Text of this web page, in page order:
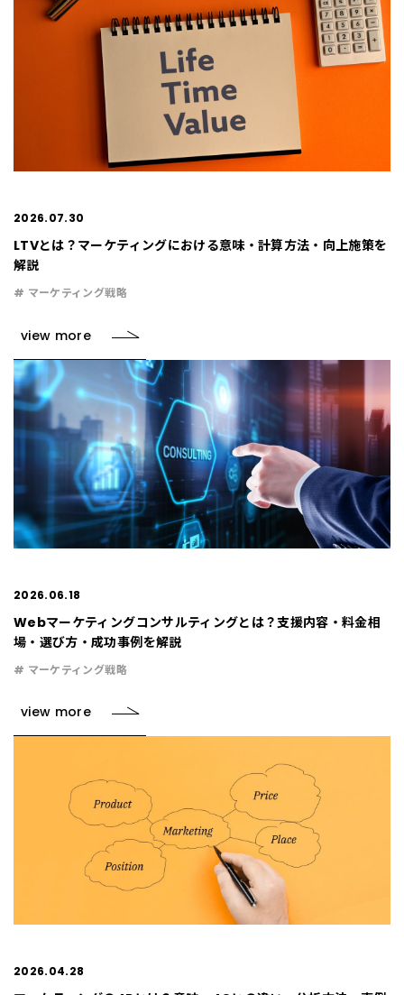
2026.07.30
LTVとは？マーケティングにおける意味・計算方法・向上施策を
解説
# マーケティング戦略
view more
2026.06.18
Webマーケティングコンサルティングとは？支援内容・料金相
場・選び方・成功事例を解説
# マーケティング戦略
view more
2026.04.28